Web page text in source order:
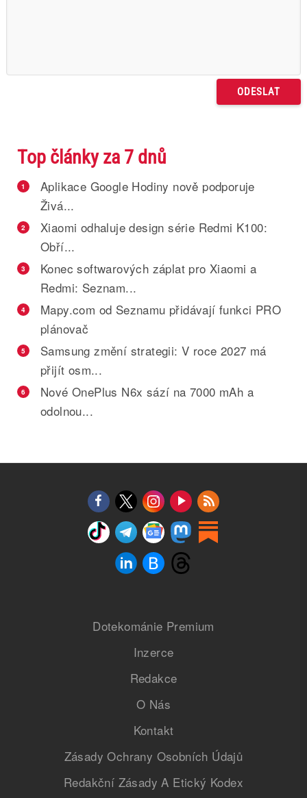
Top články za 7 dnů
1
Aplikace Google Hodiny nově podporuje
Živá...
2
Xiaomi odhaluje design série Redmi K100:
Obří...
3
Konec softwarových záplat pro Xiaomi a
Redmi: Seznam...
4
Mapy.com od Seznamu přidávají funkci PRO
plánovač
5
Samsung změní strategii: V roce 2027 má
přijít osm...
6
Nové OnePlus N6x sází na 7000 mAh a
odolnou...
Dotekománie Premium
Inzerce
Redakce
O Nás
Kontakt
Zásady Ochrany Osobních Údajů
Redakční Zásady A Etický Kodex